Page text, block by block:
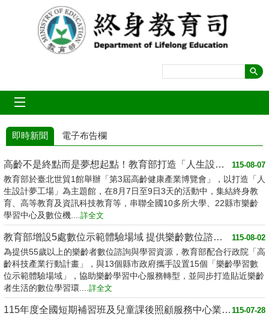
跳到主要內容區塊
即時新聞 電子布告欄
115-08-07
高齡不是終點而是夢想起點！教育部打造「人生設計夢工場」 參展第3屆高齡健康產業博...
教育部於臺北世貿1館舉辦「第3屆高齡健康產業博覽會」，以打造「人
生設計夢工場」為主題館，在8月7日至9日3天的活動中，集結終身教
育、高等教育及資訊科技教育等，串聯全國10多所大學、22縣市樂齡
學習中心及數位機.... 詳全文
115-08-02
教育部增設5處數位示範體驗場域 提供樂齡數位諮詢好所在
為提供55歲以上的樂齡者數位諮詢與學習資源，教育部配合行政院「高
齡科技產業行動計畫」，與13個縣市政府攜手設置15個「樂齡學習數
位示範體驗場域」，協助樂齡學習中心服務轉型，並同步打造貼近樂齡
者生活的數位學習環.... 詳全文
115-07-28
115年度全國短期補習班及兒童課後照顧服務中心業務管理暨公共安全研討會登場